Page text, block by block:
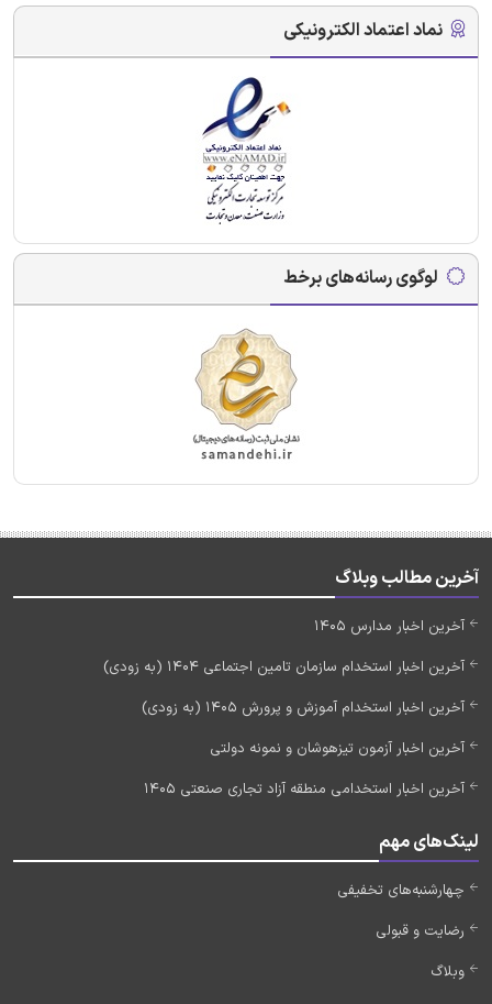
نماد اعتماد الکترونیکی
لوگوی رسانه‌های برخط
آخرین مطالب وبلاگ
آخرین اخبار مدارس 1405
آخرین اخبار استخدام سازمان تامین اجتماعی 1404 (به زودی)
آخرین اخبار استخدام آموزش و پرورش 1405 (به زودی)
آخرین اخبار آزمون تیزهوشان و نمونه دولتی
آخرین اخبار استخدامی منطقه آزاد تجاری صنعتی 1405
لینک‌های مهم
چهارشنبه‌های تخفیفی
رضایت و قبولی
وبلاگ